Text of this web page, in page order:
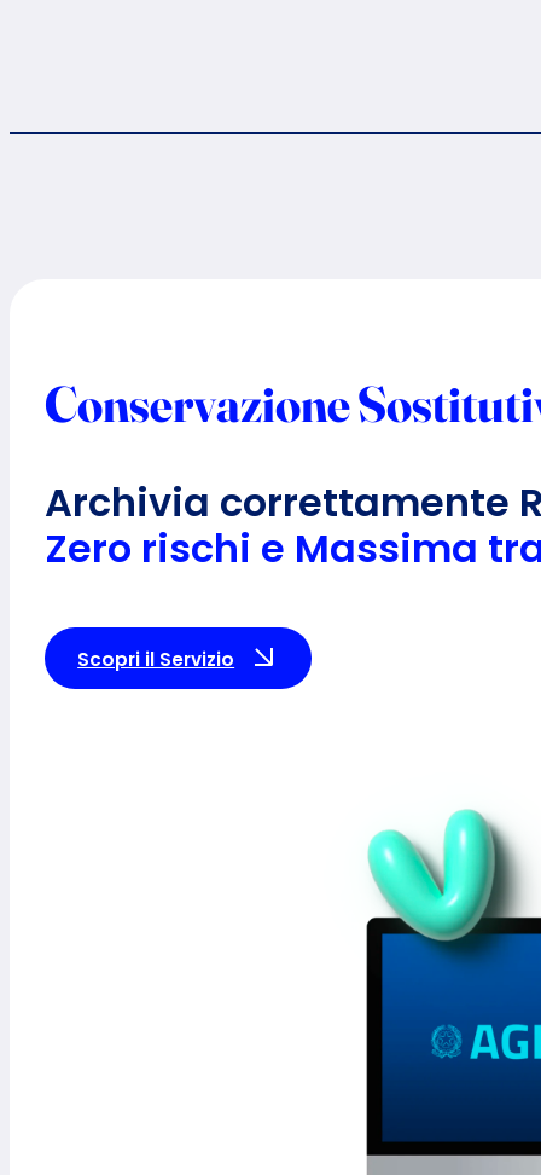
Conservazione
Archivia correttamente
Zero rischi e Massima
Scopri il Servizio